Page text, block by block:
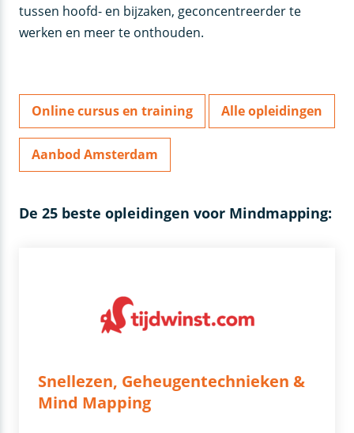
tussen hoofd- en bijzaken, geconcentreerder te
werken en meer te onthouden.
Online cursus en training Alle opleidingen
Aanbod Amsterdam
De 25 beste opleidingen voor Mindmapping:
Snellezen, Geheugentechnieken &
Mind Mapping